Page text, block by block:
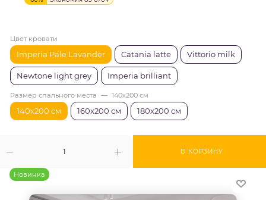
В КОРЗИНУ
Цвет кровати
Imperia Pale Lavander Catania latte Vittorio milk
Newtone light grey Imperia brilliant
Размер спального места — 140х200 см
140х200 см 160х200 см 180х200 см
Новинка